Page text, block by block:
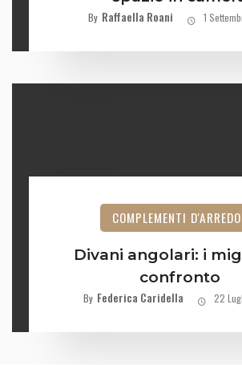
By Raffaella Roani 1
COMPLEMENTI D'ARREDO
Divani angolari: i
confronto
By Federica Caridella 22